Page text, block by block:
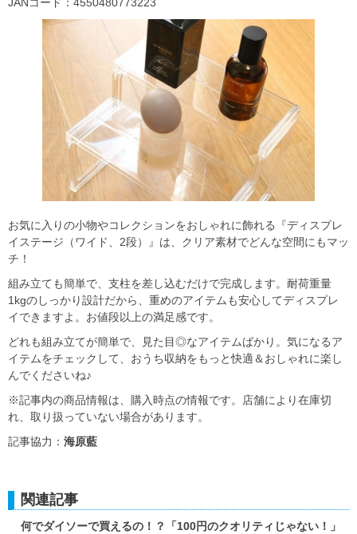
お気に入りの小物やコレクションをおしゃれに飾れる『ディスプレ
イステージ（ワイド、2段）』は、クリア素材でどんな空間にもマッ
チ！
組み立ても簡単で、支柱を差し込むだけで完成します。耐荷重量
1kgのしっかり設計だから、重めのアイテムも安心してディスプレ
イできますよ。お値段以上の満足感です。
どれも組み立てが簡単で、見た目◎なアイテムばかり。気になるア
イテムをチェックして、おうち収納をもっと快適＆おしゃれに楽し
んでくださいね♪
※記事内の商品情報は、購入時点の情報です。店舗により在庫切
れ、取り扱っていない場合があります。
記事協力： 海原藍
関連記事
何でダイソーで買えるの！？「100円のクオリティじゃない！」